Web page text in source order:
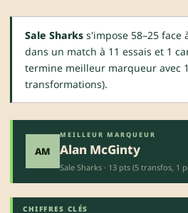
Sale Sharks s'impose 58–25 face
dans un match à 11 essais et 1
termine meilleur marqueur avec
transformations).
AM
MEILLEUR MARQUEUR
Alan McGinty
Sale Sharks · 13 pts (5 transfos, 1
CHIFFRES CLÉS